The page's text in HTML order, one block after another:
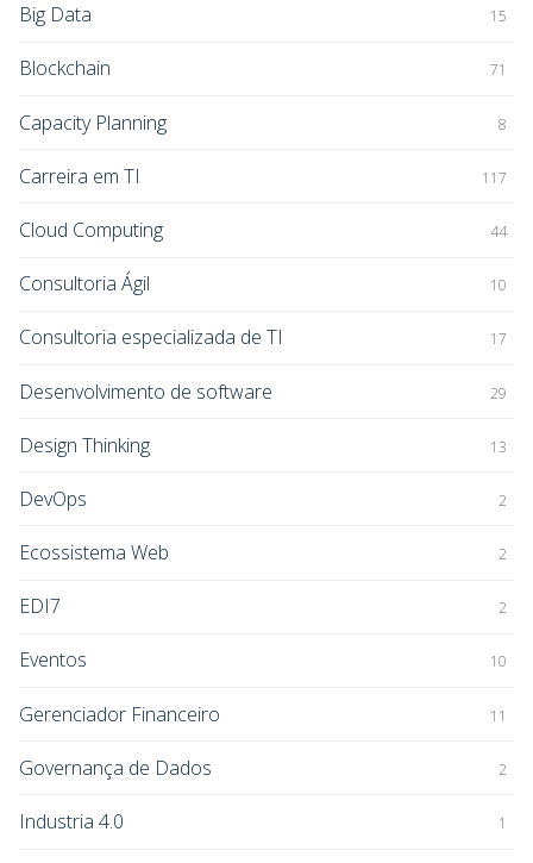
Big Data 15
Blockchain 71
Capacity Planning 8
Carreira em TI 117
Cloud Computing 44
Consultoria Ágil 10
Consultoria especializada de TI 17
Desenvolvimento de software 29
Design Thinking 13
DevOps 2
Ecossistema Web 2
EDI7 2
Eventos 10
Gerenciador Financeiro 11
Governança de Dados 2
Industria 4.0 1